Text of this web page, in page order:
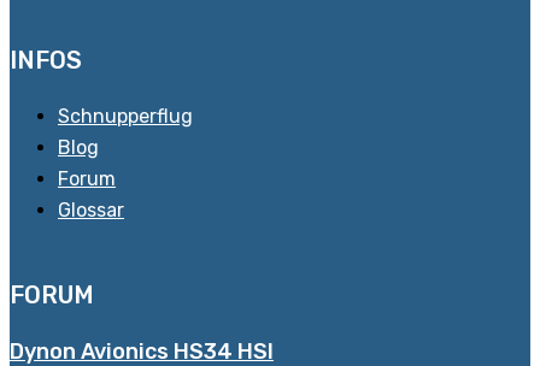
INFOS
Schnupperflug
Blog
Forum
Glossar
FORUM
Dynon Avionics HS34 HSI